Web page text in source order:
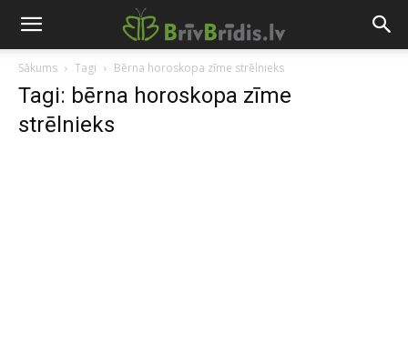
Sākums Tagi Bērna horoskopa zīme strēlnieks
Tagi: bērna horoskopa zīme
strēlnieks